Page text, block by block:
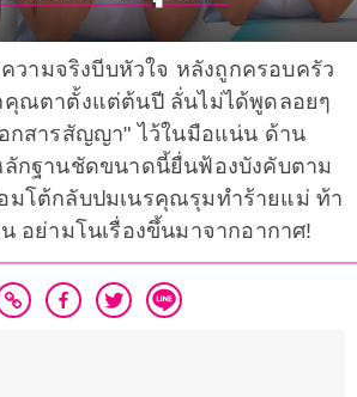
วามจริงบีบหัวใจ หลังถูกครอบครัว
คุณตาตั้งแต่ต้นปี ลั่นไม่ได้พูดลอยๆ
อกสารสัญญา" ไว้ในมือแน่น ด้าน
กฐานชัดขนาดนี้ยื่นฟ้องบังคับตาม
โต้กลับปมเนรคุณรุมทำร้ายแม่ ท้า
อย่ามโนเรื่องขึ้นมาจากอากาศ!